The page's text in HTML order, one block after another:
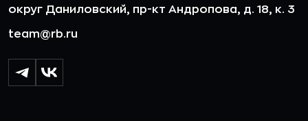
округ Даниловский, пр-кт Андропова, д. 18, к. 3
team@rb.ru